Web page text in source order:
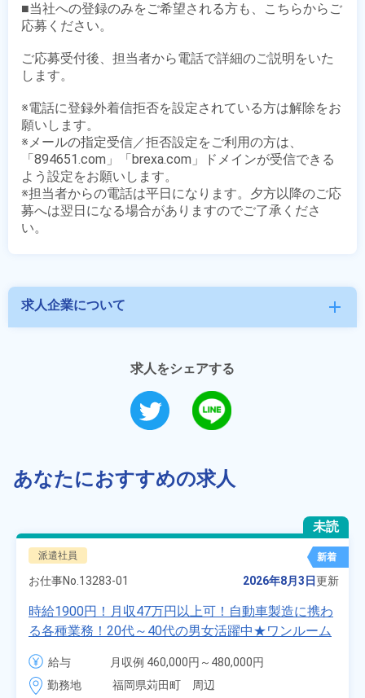
■当社への登録のみをご希望される方も、こちらからご
応募ください。
ご応募受付後、担当者から電話で詳細のご説明をいた
します。
※電話に登録外着信拒否を設定されている方は解除をお
願いします。
※メールの指定受信／拒否設定をご利用の方は、
「894651.com」「brexa.com」ドメインが受信できる
よう設定をお願いします。
※担当者からの電話は平日になります。夕方以降のご応
募へは翌日になる場合がありますのでご了承くださ
求人企業について add
求人をシェアする
あなたにおすすめの求人
未読
派遣社員 新着
お仕事No. 13283-01 2026年8月3日更新
時給1900円！月収47万円以上可！自動車製造に携わ
る各種業務！20代～40代の男女活躍中★ワンルーム
寮無料！マイカー通勤OK！無料駐車場あり！赴任旅
費会社負担！社員食堂あり！日払いあり！土日休
み！特別賞与90万円支給！《福岡県京都郡苅田町》
給与
月収例 460,000円～480,000円
時給 1,900円～1,900円
勤務地
福岡県苅田町　周辺